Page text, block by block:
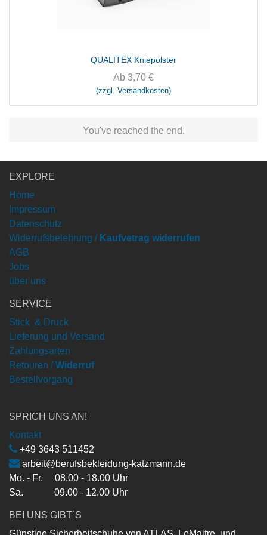
QUALITEX Kniepolster
Ab 3,70 €
(zzgl. Versandkosten)
You've reached the end.
EXPLORE
Home
Impressum
Datenschutz
Widerrufsbelehrung / Kaufvetrag widerrufen
AGB
Jobs
über uns
SERVICE
Stick & Druck
Lieferung und Versand
Zahlungsarten
Retouren / Widerruf
Bestellvorgang
SPRICH UNS AN!
Kontakt
+49 3643 511452
arbeit@berufsbekleidung-katzmann.de
Mo. - Fr. 08.00 - 18.00 Uhr
Sa. 09.00 - 12.00 Uhr
BEI UNS GIBT´S